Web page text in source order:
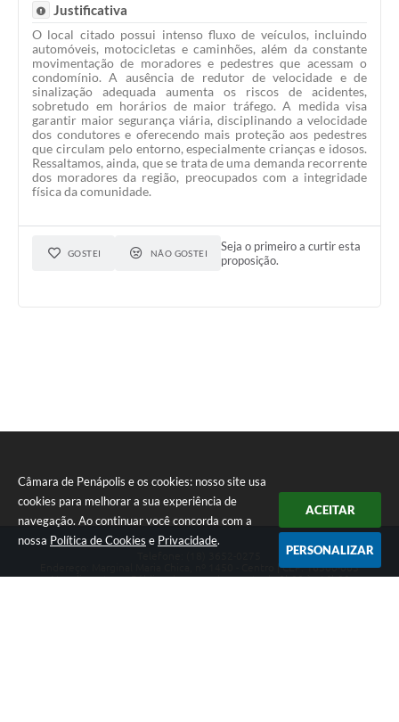
Câmara de Penápolis e os cookies: nosso site usa
cookies para melhorar a sua experiência de
navegação. Ao continuar você concorda com a
nossa Política de Cookies e Privacidade.
ACEITAR
PERSONALIZAR
Justificativa
O local citado possui intenso fluxo de veículos, incluindo
automóveis, motocicletas e caminhões, além da constante
movimentação de moradores e pedestres que acessam o
condomínio. A ausência de redutor de velocidade e de
sinalização adequada aumenta os riscos de acidentes,
sobretudo em horários de maior tráfego. A medida visa
garantir maior segurança viária, disciplinando a velocidade
dos condutores e oferecendo mais proteção aos pedestres
que circulam pelo entorno, especialmente crianças e idosos.
Ressaltamos, ainda, que se trata de uma demanda recorrente
dos moradores da região, preocupados com a integridade
física da comunidade.
GOSTEI NÃO GOSTEI
Seja o primeiro a curtir esta
proposição.
Endereço: Marginal Maria Chica, nº 1450 - Centro | CEP: 16300-005
Atendimento ao Público de segunda a sexta da 8h00 às 16h00